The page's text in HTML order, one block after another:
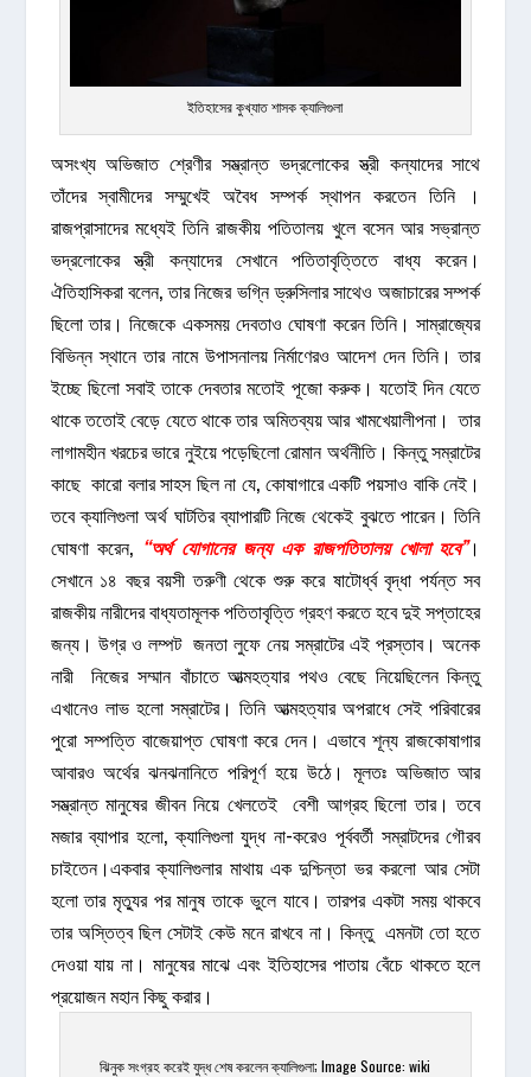
ইতিহাসের কুখ্যাত শাসক ক্যালিগুলা
অসংখ্য অভিজাত শ্রেণীর সম্ভ্রান্ত ভদ্রলোকের স্ত্রী কন্যাদের সাথে
তাঁদের স্বামীদের সম্মুখেই অবৈধ সম্পর্ক স্থাপন করতেন তিনি ।
রাজপ্রাসাদের মধ্যেই তিনি রাজকীয় পতিতালয় খুলে বসেন আর সভ্রান্ত
ভদ্রলোকের স্ত্রী কন্যাদের সেখানে পতিতাবৃত্তিতে বাধ্য করেন।
ঐতিহাসিকরা বলেন, তার নিজের ভগ্নি ড্রুসিলার সাথেও অজাচারের সম্পর্ক
ছিলো তার। নিজেকে একসময় দেবতাও ঘোষণা করেন তিনি। সাম্রাজ্যের
বিভিন্ন স্থানে তার নামে উপাসনালয় নির্মাণেরও আদেশ দেন তিনি। তার
ইচ্ছে ছিলো সবাই তাকে দেবতার মতোই পূজো করুক। যতোই দিন যেতে
থাকে ততোই বেড়ে যেতে থাকে তার অমিতব্যয় আর খামখেয়ালীপনা। তার
লাগামহীন খরচের ভারে নুইয়ে পড়েছিলো রোমান অর্থনীতি। কিন্তু সম্রাটের
কাছে কারো বলার সাহস ছিল না যে, কোষাগারে একটি পয়সাও বাকি নেই।
তবে ক্যালিগুলা অর্থ ঘাটতির ব্যাপারটি নিজে থেকেই বুঝতে পারেন। তিনি
ঘোষণা করেন, “অর্থ যোগানের জন্য এক রাজপতিতালয় খোলা হবে”।
সেখানে ১৪ বছর বয়সী তরুণী থেকে শুরু করে ষাটোর্ধ্ব বৃদ্ধা পর্যন্ত সব
রাজকীয় নারীদের বাধ্যতামূলক পতিতাবৃত্তি গ্রহণ করতে হবে দুই সপ্তাহের
জন্য। উগ্র ও লম্পট জনতা লুফে নেয় সম্রাটের এই প্রস্তাব। অনেক
নারী নিজের সম্মান বাঁচাতে আত্মহত্যার পথও বেছে নিয়েছিলেন কিন্তু
এখানেও লাভ হলো সম্রাটের। তিনি আত্মহত্যার অপরাধে সেই পরিবারের
পুরো সম্পত্তি বাজেয়াপ্ত ঘোষণা করে দেন। এভাবে শূন্য রাজকোষাগার
আবারও অর্থের ঝনঝনানিতে পরিপূর্ণ হয়ে উঠে। মূলতঃ অভিজাত আর
সম্ভ্রান্ত মানুষের জীবন নিয়ে খেলতেই বেশী আগ্রহ ছিলো তার। তবে
মজার ব্যাপার হলো, ক্যালিগুলা যুদ্ধ না-করেও পূর্ববর্তী সম্রাটদের গৌরব
চাইতেন।একবার ক্যালিগুলার মাথায় এক দুশ্চিন্তা ভর করলো আর সেটা
হলো তার মৃত্যুর পর মানুষ তাকে ভুলে যাবে। তারপর একটা সময় থাকবে
তার অস্তিত্ব ছিল সেটাই কেউ মনে রাখবে না। কিন্তু এমনটা তো হতে
দেওয়া যায় না। মানুষের মাঝে এবং ইতিহাসের পাতায় বেঁচে থাকতে হলে
প্রয়োজন মহান কিছু করার।
ঝিনুক সংগ্রহ করেই যুদ্ধ শেষ করলেন ক্যালিগুলা; Image Source: wiki